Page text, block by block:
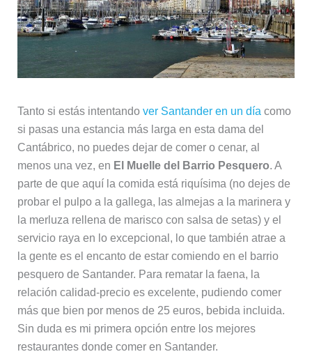
Tanto si estás intentando ver Santander en un día como
si pasas una estancia más larga en esta dama del
Cantábrico, no puedes dejar de comer o cenar, al
menos una vez, en El Muelle del Barrio Pesquero. A
parte de que aquí la comida está riquísima (no dejes de
probar el pulpo a la gallega, las almejas a la marinera y
la merluza rellena de marisco con salsa de setas) y el
servicio raya en lo excepcional, lo que también atrae a
la gente es el encanto de estar comiendo en el barrio
pesquero de Santander. Para rematar la faena, la
relación calidad-precio es excelente, pudiendo comer
más que bien por menos de 25 euros, bebida incluida.
Sin duda es mi primera opción entre los mejores
restaurantes donde comer en Santander.